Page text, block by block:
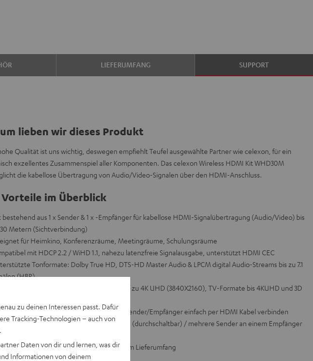
LIEFERUMFANG SUPPORT
lieben wir dieses Produkt
Qualität ist uns wichtig, deswegen empfiehlt Teufel ausgewählte Partner wie celexon, für ein
exzellentes Zusammenspiel aller Komponenten. Das celexon Wireless HDMI Kit WHD30M
die kabellose Übertragung von Audio/Video-Signalen über den HDMI-Anschluss.
Vorteile im Überblick
bestehend aus 1 x Sender & 1 x -Empfänger für kabellose HDMI-Signalübertragung (Audio/Video) bis
Metern (Sichtverbindung)
für Heimkino, Konferenzräume, Meetingräume, Schulungsräume
mit HDCP 2.2 / WiHD 1.1, nahezu latenzfreie Signalausgabe, unterstützt HDMI CEC
Tonformate: Dolby True HD, DTS-HD Master Audio & LPCM digital Audio-Streams bis zu 7.1
(HBR)
Bildformate mit hoher Auflösung bis zu 4K UHD (3840X2160), TV-Formate bis 4KUHD und 3D
unauffällige Installation: kompakte Sender/Empfänger einfach per HDMI Kabel verbinden
Empfänger an einem Sender möglich (durchschaltbar) / mehrere Sender an einem Empfänger
(durchschaltbar)
2 x USB-Ladeadapter , HDMI-Kabel nicht im Lieferumfang
zu deinen Interessen passt. Dafür
Tracking-Technologien – auch von
Daten von dir und lernen, was dir
Informationen von deinem